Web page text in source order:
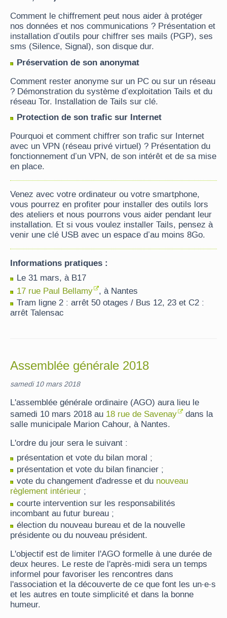
Comment le chiffrement peut nous aider à protéger
nos données et nos communications ? Présentation et
installation d’outils pour chiffrer ses mails (PGP), ses
sms (Silence, Signal), son disque dur.
Préservation de son anonymat
Comment rester anonyme sur un PC ou sur un réseau
? Démonstration du système d’exploitation Tails et du
réseau Tor. Installation de Tails sur clé.
Protection de son trafic sur Internet
Pourquoi et comment chiffrer son trafic sur Internet
avec un VPN (réseau privé virtuel) ? Présentation du
fonctionnement d’un VPN, de son intérêt et de sa mise
en place.
Venez avec votre ordinateur ou votre smartphone,
vous pourrez en profiter pour installer des outils lors
des ateliers et nous pourrons vous aider pendant leur
installation. Et si vous voulez installer Tails, pensez à
venir une clé USB avec un espace d’au moins 8Go.
Informations pratiques :
Le 31 mars, à B17
17 rue Paul Bellamy
, à Nantes
Tram ligne 2 : arrêt 50 otages / Bus 12, 23 et C2 :
arrêt Talensac
Assemblée générale 2018
samedi 10 mars 2018
L'assemblée générale ordinaire (AGO) aura lieu le
samedi 10 mars 2018 au 18 rue de Savenay
dans la
salle municipale Marion Cahour, à Nantes.
L'ordre du jour sera le suivant :
présentation et vote du bilan moral ;
présentation et vote du bilan financier ;
vote du changement d'adresse et du nouveau
règlement intérieur ;
courte intervention sur les responsabilités
incombant au futur bureau ;
élection du nouveau bureau et de la nouvelle
présidente ou du nouveau président.
L'objectif est de limiter l'AGO formelle à une durée de
deux heures. Le reste de l'après-midi sera un temps
informel pour favoriser les rencontres dans
l'association et la découverte de ce que font les un·e·s
et les autres en toute simplicité et dans la bonne
humeur.